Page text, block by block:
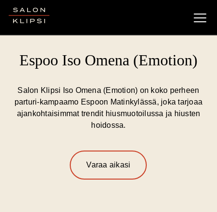
Salon Klipsi
Espoo Iso Omena (Emotion)
Salon Klipsi Iso Omena (Emotion) on koko perheen
parturi-kampaamo Espoon Matinkylässä, joka tarjoaa
ajankohtaisimmat trendit hiusmuotoilussa ja hiusten
hoidossa.
Varaa aikasi